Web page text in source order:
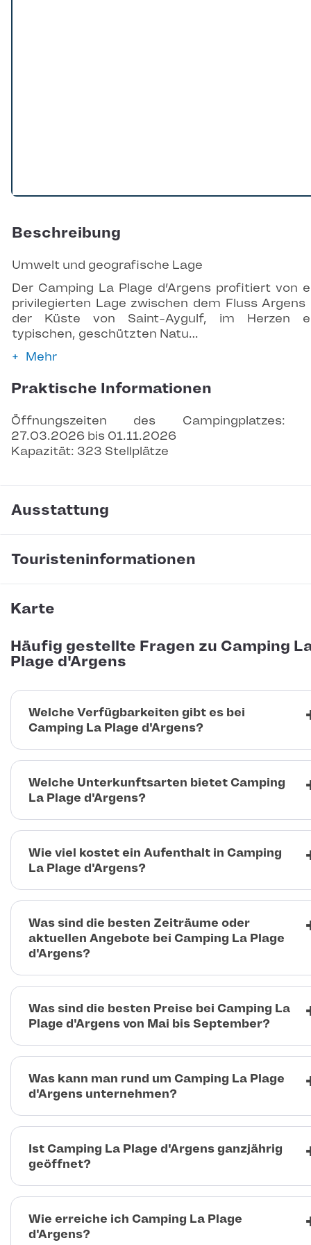
Beschreibung
Umwelt und geografische Lage
Der Camping La Plage d’Argens profitiert von
privilegierten Lage zwischen dem Fluss Argens
der Küste von Saint-Aygulf, im Herzen
typischen, geschützten Natu…
Mehr
Praktische Informationen
Öffnungszeiten des Campingplatzes:
27.03.2026 bis 01.11.2026
Kapazität: 323 Stellplätze
Ausstattung
Touristeninformationen
Karte
Häufig gestellte Fragen zu Camping
Plage d'Argens
Welche Verfügbarkeiten gibt es bei
Camping La Plage d'Argens?
Welche Unterkunftsarten bietet Camping
La Plage d'Argens?
Wie viel kostet ein Aufenthalt in Camping
La Plage d'Argens?
Was sind die besten Zeiträume oder
aktuellen Angebote bei Camping La Plage
d'Argens?
Was sind die besten Preise bei Camping La
Plage d'Argens von Mai bis September?
Was kann man rund um Camping La Plage
d'Argens unternehmen?
Ist Camping La Plage d'Argens ganzjährig
geöffnet?
Wie erreiche ich Camping La Plage
d'Argens?